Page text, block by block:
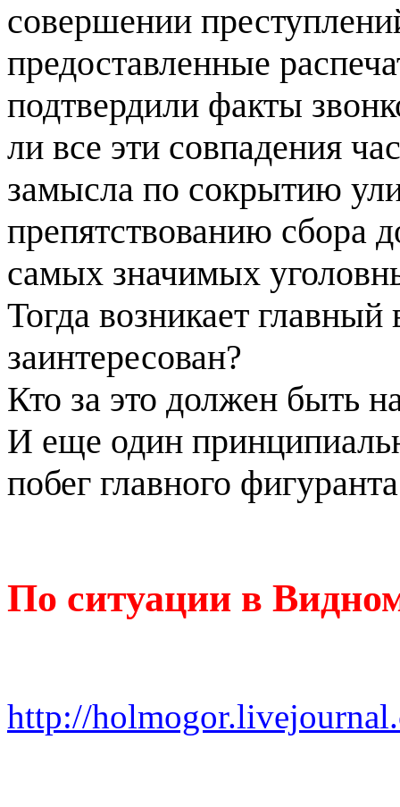
совершении
предоставленные
подтвердили факты
ли все эти совпадения
замысла по сокрытию
препятствованию сбора
самых значимых
Тогда возникает главный
заинтересован?
Кто за это должен быть
И еще один
побег главного
По ситуации в
http://